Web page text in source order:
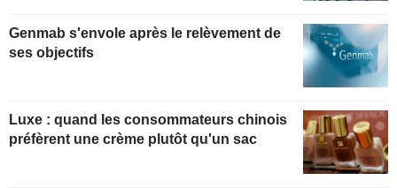
Genmab s'envole après le relèvement de
ses objectifs
Luxe : quand les consommateurs chinois
préfèrent une crème plutôt qu'un sac